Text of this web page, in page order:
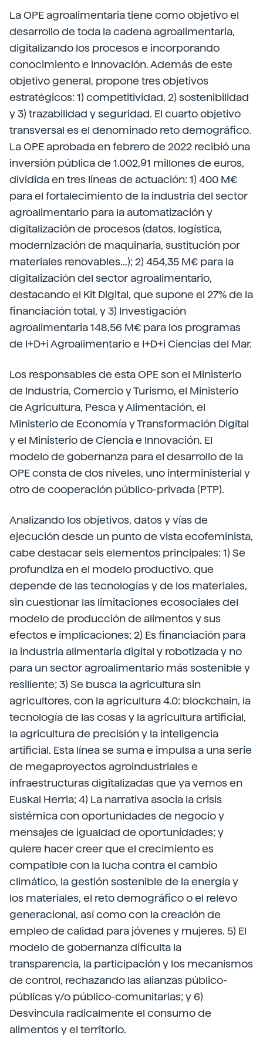
La OPE agroalimentaria tiene como objetivo el
desarrollo de toda la cadena agroalimentaria,
digitalizando los procesos e incorporando
conocimiento e innovación. Además de este
objetivo general, propone tres objetivos
estratégicos: 1) competitividad, 2) sostenibilidad
y 3) trazabilidad y seguridad. El cuarto objetivo
transversal es el denominado reto demográfico.
La OPE aprobada en febrero de 2022 recibió una
inversión pública de 1.002,91 millones de euros,
dividida en tres líneas de actuación: 1) 400 M€
para el fortalecimiento de la industria del sector
agroalimentario para la automatización y
digitalización de procesos (datos, logística,
modernización de maquinaria, sustitución por
materiales renovables...); 2) 454,35 M€ para la
digitalización del sector agroalimentario,
destacando el Kit Digital, que supone el 27% de la
financiación total, y 3) Investigación
agroalimentaria 148,56 M€ para los programas
de I+D+i Agroalimentario e I+D+i Ciencias del Mar.
Los responsables de esta OPE son el Ministerio
de Industria, Comercio y Turismo, el Ministerio
de Agricultura, Pesca y Alimentación, el
Ministerio de Economía y Transformación Digital
y el Ministerio de Ciencia e Innovación. El
modelo de gobernanza para el desarrollo de la
OPE consta de dos niveles, uno interministerial y
otro de cooperación público-privada (PTP).
Analizando los objetivos, datos y vías de
ejecución desde un punto de vista ecofeminista,
cabe destacar seis elementos principales: 1) Se
profundiza en el modelo productivo, que
depende de las tecnologías y de los materiales,
sin cuestionar las limitaciones ecosociales del
modelo de producción de alimentos y sus
efectos e implicaciones; 2) Es financiación para
la industria alimentaria digital y robotizada y no
para un sector agroalimentario más sostenible y
resiliente; 3) Se busca la agricultura sin
agricultores, con la agricultura 4.0: blockchain, la
tecnología de las cosas y la agricultura artificial,
la agricultura de precisión y la inteligencia
artificial. Esta línea se suma e impulsa a una serie
de megaproyectos agroindustriales e
infraestructuras digitalizadas que ya vemos en
Euskal Herria; 4) La narrativa asocia la crisis
sistémica con oportunidades de negocio y
mensajes de igualdad de oportunidades; y
quiere hacer creer que el crecimiento es
compatible con la lucha contra el cambio
climático, la gestión sostenible de la energía y
los materiales, el reto demográfico o el relevo
generacional, así como con la creación de
empleo de calidad para jóvenes y mujeres. 5) El
modelo de gobernanza dificulta la
transparencia, la participación y los mecanismos
de control, rechazando las alianzas público-
públicas y/o público-comunitarias; y 6)
Desvincula radicalmente el consumo de
alimentos y el territorio.